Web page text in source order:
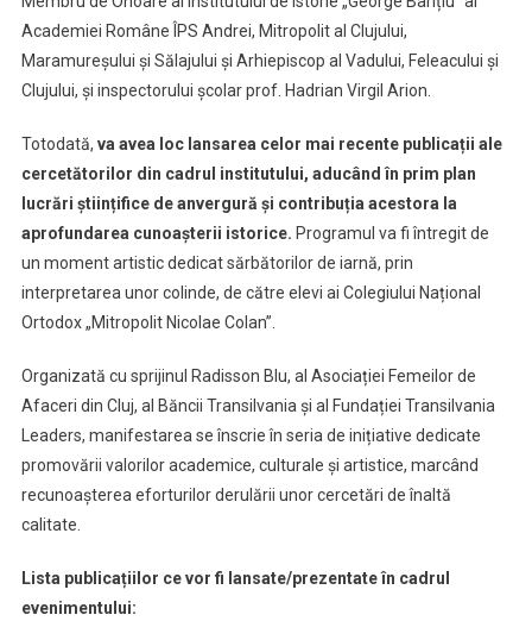
Academiei Române ÎPS Andrei, Mitropolit al Clujului,
Maramureșului și Sălajului și Arhiepiscop al Vadului, Feleacului și
Clujului, și inspectorului școlar prof. Hadrian Virgil Arion.
Totodată, va avea loc lansarea celor mai recente publicații ale
cercetătorilor din cadrul institutului, aducând în prim plan
lucrări științifice de anvergură și contribuția acestora la
aprofundarea cunoașterii istorice. Programul va fi întregit de
un moment artistic dedicat sărbătorilor de iarnă, prin
interpretarea unor colinde, de către elevi ai Colegiului Național
Ortodox „Mitropolit Nicolae Colan”.
Organizată cu sprijinul Radisson Blu, al Asociației Femeilor de
Afaceri din Cluj, al Băncii Transilvania și al Fundației Transilvania
Leaders, manifestarea se înscrie în seria de inițiative dedicate
promovării valorilor academice, culturale și artistice, marcând
recunoașterea eforturilor derulării unor cercetări de înaltă
calitate.
Lista publicațiilor ce vor fi lansate/prezentate în cadrul
evenimentului: